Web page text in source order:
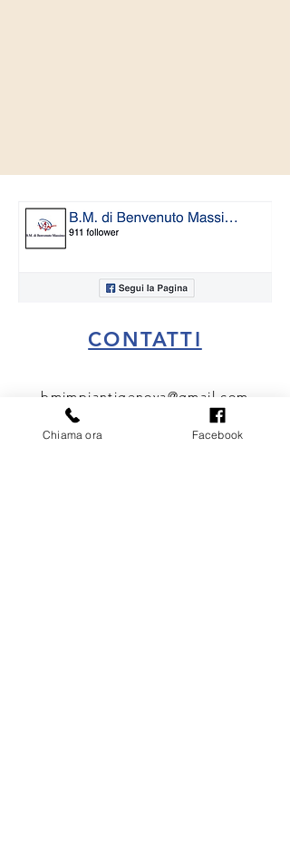
CONTATTI
bmimpiantigenova@gmail.com
3405807479
Chiama ora Facebook